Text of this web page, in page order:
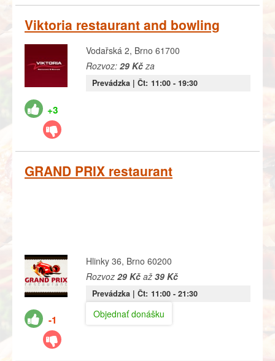
Viktoria restaurant and bowling
+3
Vodařská 2, Brno 61700
Rozvoz: 29 Kčza
Prevádzka | Čt: 11:00- 19:30
GRAND PRIX restaurant
-1
Hlinky 36, Brno 60200
Rozvoz 29 Kčaž 39 Kč
Prevádzka | Čt: 11:00- 21:30
Objednať donášku